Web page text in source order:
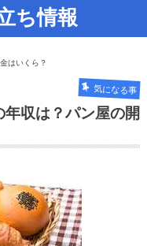
ち情報
はいくら？
気になる事
収は？パン屋の開